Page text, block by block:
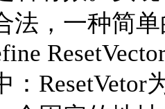
法，一种简
ResetVetor